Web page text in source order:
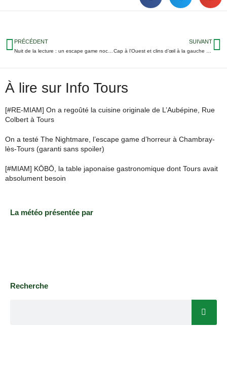
PRÉCÉDENT SUIVANT
À lire sur Info Tours
[#RE-MIAM] On a regoûté la cuisine originale de L’Aubépine, Rue
Colbert à Tours
On a testé The Nightmare, l’escape game d’horreur à Chambray-
lès-Tours (garanti sans spoiler)
[#MIAM] KŌBŌ, la table japonaise gastronomique dont Tours avait
absolument besoin
La météo présentée par
Recherche